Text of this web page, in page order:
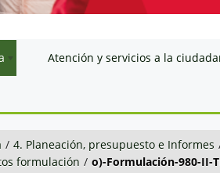
Atención y servicios a la
/ 4. Planeación, presupuesto e Informes
formulación / o)-Formulación-980-II-